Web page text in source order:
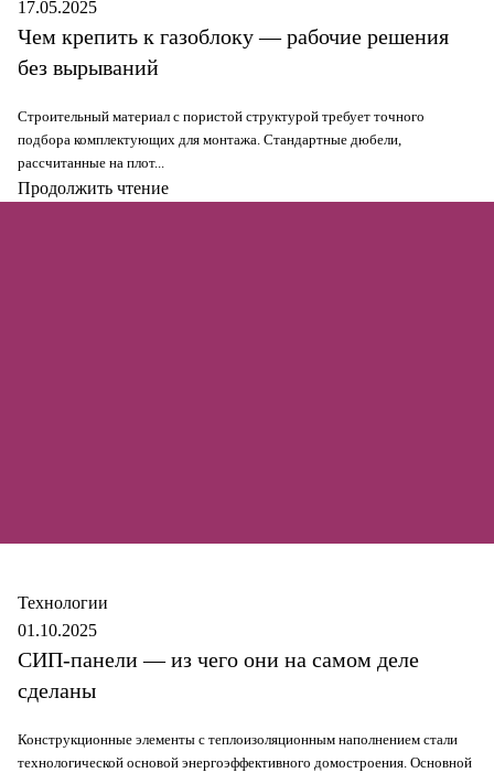
17.05.2025
Чем крепить к газоблоку — рабочие решения
без вырываний
Строительный материал с пористой структурой требует точного
подбора комплектующих для монтажа. Стандартные дюбели,
рассчитанные на плот...
Продолжить чтение
Технологии
01.10.2025
СИП-панели — из чего они на самом деле
сделаны
Конструкционные элементы с теплоизоляционным наполнением стали
технологической основой энергоэффективного домостроения. Основной